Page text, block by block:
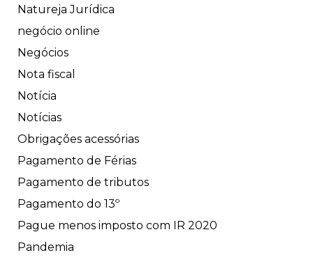
Natureja Jurídica
negócio online
Negócios
Nota fiscal
Notícia
Notícias
Obrigações acessórias
Pagamento de Férias
Pagamento de tributos
Pagamento do 13º
Pague menos imposto com IR 2020
Pandemia